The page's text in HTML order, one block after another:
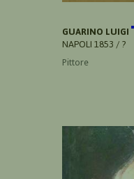
GUARINO LUIGI
NAPOLI 1853 / ?
Pittore